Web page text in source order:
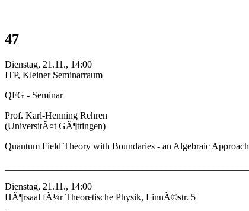
47
Dienstag, 21.11., 14:00
ITP, Kleiner Seminarraum
QFG - Seminar
Prof. Karl-Henning Rehren
(UniversitÃ¤t GÃ¶ttingen)
Quantum Field Theory with Boundaries - an Algebraic Approach
Dienstag, 21.11., 14:00
HÃ¶rsaal fÃ¼r Theoretische Physik, LinnÃ©str. 5